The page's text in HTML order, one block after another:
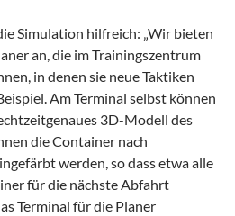
Simulation hilfreich: „Wir bieten
an, die im Trainingszentrum
in denen sie neue Taktiken
Am Terminal selbst können
3D-Modell des
die Container nach
werden, so dass etwa alle
für die nächste Abfahrt
Terminal für die Planer